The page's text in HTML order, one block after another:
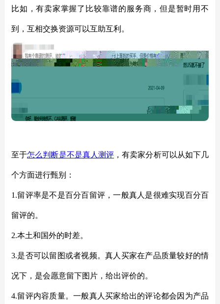
比如，有卖家掌握了比较靠谱的服务商，但是暂时用不
到，互相交换资源可以互助互利。
至于怎么判断是不是真人测评 ，有卖家分析可以从如下几
个方面进行甄别：
1.留评率是不是百分百留评，一般真人是很难实现百分百
留评的。
2.本土和国外的时差。
3.是否可以留图或者视频。真人买家在产品质量较好的情
况下，是会愿意留下图片，给出评价的。
4.留评内容质量。一般真人买家给出的评论都会因为产品